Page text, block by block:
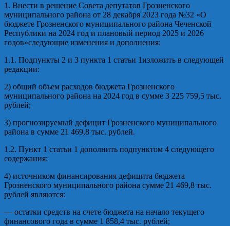
1. Внести в решение Совета депутатов Грозненского
муниципального района от 28 декабря 2023 года №32 «О
бюджете Грозненского муниципального района Чеченской
Республики на 2024 год и плановый период 2025 и 2026
годов»следующие изменения и дополнения:
1.1. Подпункты 2 и 3 пункта 1 статьи 1изложить в следующей
редакции:
2) общий объем расходов бюджета Грозненского
муниципального района на 2024 год в сумме 3 225 759,5 тыс.
рублей;
3) прогнозируемый дефицит Грозненского муниципального
района в сумме 21 469,8 тыс. рублей.
1.2. Пункт 1 статьи 1 дополнить подпунктом 4 следующего
содержания:
4) источником финансирования дефицита бюджета
Грозненского муниципального района сумме 21 469,8 тыс.
рублей являются:
— остатки средств на счете бюджета на начало текущего
финансового года в сумме 1 858,4 тыс. рублей;